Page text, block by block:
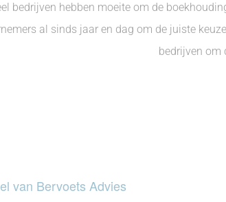
bedrijven hebben moeite om de
al sinds jaar en dag om de juiste
bedrijven om
van Bervoets Advies